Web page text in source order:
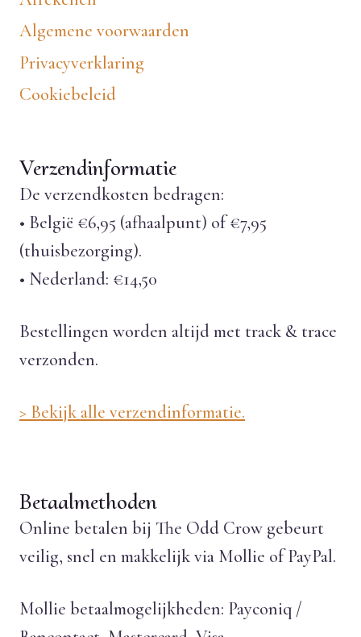
Algemene voorwaarden
Privacyverklaring
Cookiebeleid
Verzendinformatie
De verzendkosten bedragen:
• België €6,95 (afhaalpunt) of €7,95
(thuisbezorging).
• Nederland: €14,50
Bestellingen worden altijd met track & trace
verzonden.
> Bekijk alle verzendinformatie.
Betaalmethoden
Online betalen bij The Odd Crow gebeurt
veilig, snel en makkelijk via Mollie of PayPal.
Mollie betaalmogelijkheden: Payconiq /